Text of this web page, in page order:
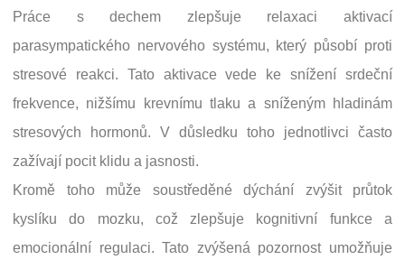
Práce s dechem zlepšuje relaxaci aktivací
parasympatického nervového systému, který působí proti
stresové reakci. Tato aktivace vede ke snížení srdeční
frekvence, nižšímu krevnímu tlaku a sníženým hladinám
stresových hormonů. V důsledku toho jednotlivci často
zažívají pocit klidu a jasnosti.
Kromě toho může soustředěné dýchání zvýšit průtok
kyslíku do mozku, což zlepšuje kognitivní funkce a
emocionální regulaci. Tato zvýšená pozornost umožňuje